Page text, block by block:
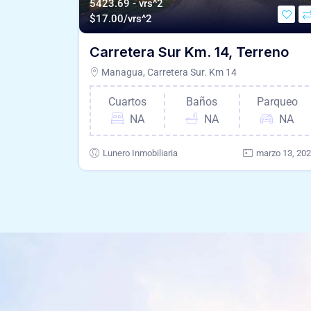
5423.69 - vrs^2
$17.00/vrs^2
Carretera Sur Km. 14, Terreno
Managua, Carretera Sur. Km 14
Cuartos
NA
Baños
NA
Parqueo
NA
Lunero Inmobiliaria marzo 13,